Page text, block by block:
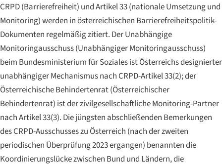
CRPD (Barrierefreiheit) und Artikel 33 (nationale Umsetzung und
Monitoring) werden in österreichischen Barrierefreiheitspolitik-
Dokumenten regelmäßig zitiert. Der Unabhängige
Monitoringausschuss (Unabhängiger Monitoringausschuss)
beim Bundesministerium für Soziales ist Österreichs designierter
unabhängiger Mechanismus nach CRPD-Artikel 33(2); der
Österreichische Behindertenrat (Österreichischer
Behindertenrat) ist der zivilgesellschaftliche Monitoring-Partner
nach Artikel 33(3). Die jüngsten abschließenden Bemerkungen
des CRPD-Ausschusses zu Österreich (nach der zweiten
periodischen Überprüfung 2023 ergangen) benannten die
Koordinierungslücke zwischen Bund und Ländern, die